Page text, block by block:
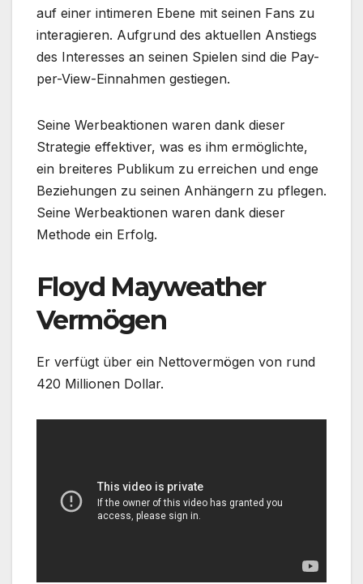
auf einer intimeren Ebene mit seinen Fans zu
interagieren. Aufgrund des aktuellen Anstiegs
des Interesses an seinen Spielen sind die Pay-
per-View-Einnahmen gestiegen.
Seine Werbeaktionen waren dank dieser
Strategie effektiver, was es ihm ermöglichte,
ein breiteres Publikum zu erreichen und enge
Beziehungen zu seinen Anhängern zu pflegen.
Seine Werbeaktionen waren dank dieser
Methode ein Erfolg.
Floyd Mayweather
Vermögen
Er verfügt über ein Nettovermögen von rund
420 Millionen Dollar.